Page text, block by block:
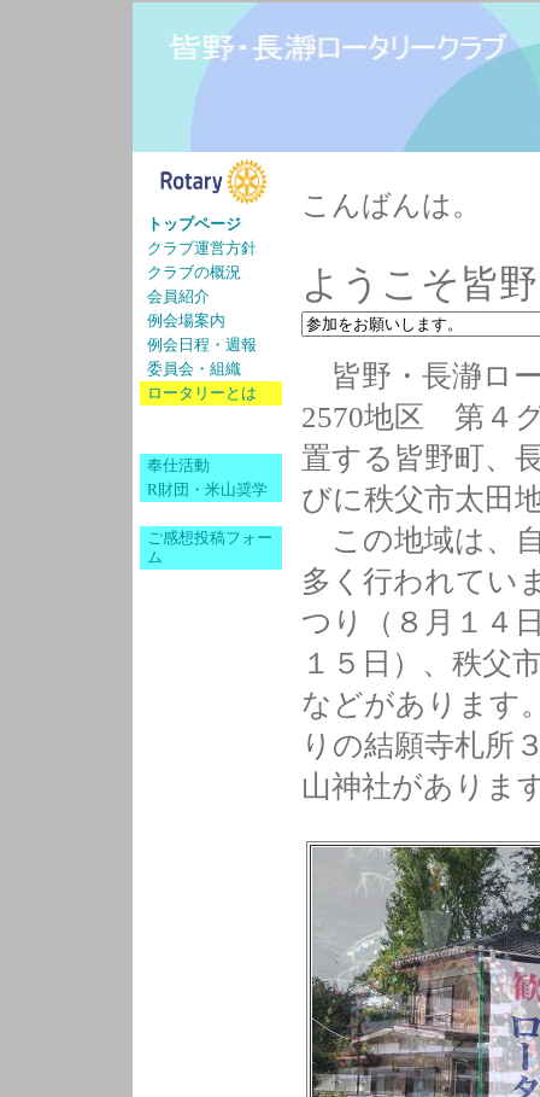
トップページ
クラブ運営方針
クラブの概況
会員紹介
例会場案内
例会日程・週報
委員会・組織
ロータリーとは
奉仕活動
R財団・米山奨学
ご感想投稿フォー
ム
こんばんは。
ようこそ皆
皆野・長瀞ロ
2570地区 第４
置する皆野町、
びに秩父市太田
この地域は、
多く行われてい
つり（８月１４
１５日）、秩父
などがあります
りの結願寺札所
山神社がありま